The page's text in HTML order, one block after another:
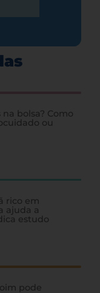
bolsa? Como
ou
rico em
ajuda a
estudo
pode